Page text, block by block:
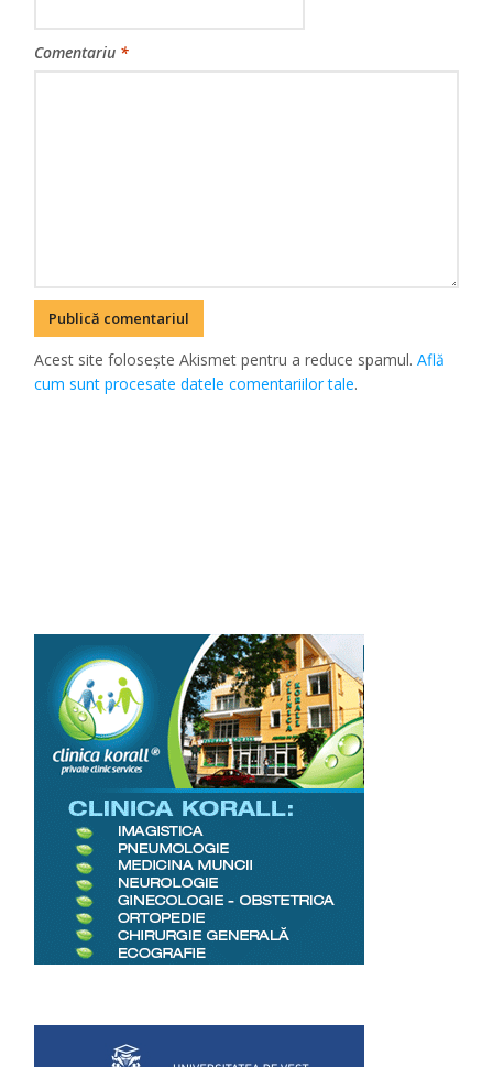
Comentariu *
Acest site folosește Akismet pentru a reduce spamul.Află
cum sunt procesate datele comentariilor tale.